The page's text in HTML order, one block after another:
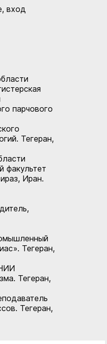
вход
парчового
Тегеран,
факультет
Иран.
Тегеран,
Тегеран,
Тегеран,